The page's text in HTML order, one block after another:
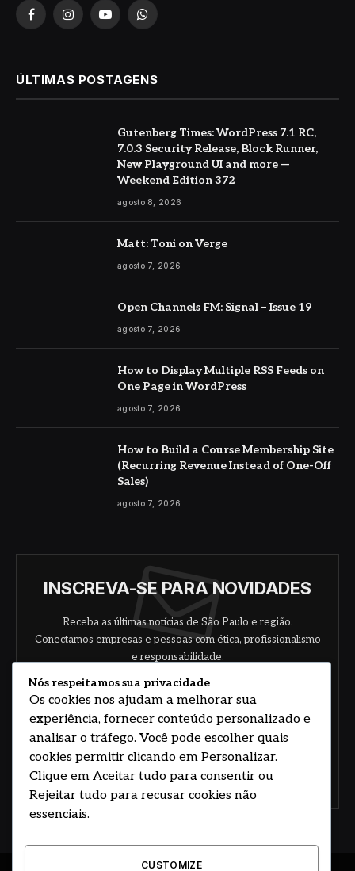
FacebookInstagramYouTubeWhatsApp
ÚLTIMAS POSTAGENS
Gutenberg Times: WordPress 7.1 RC,
7.0.3 Security Release, Block Runner,
New Playground UI and more —
Weekend Edition 372
agosto 8, 2026
Matt: Toni on Verge
agosto 7, 2026
Open Channels FM: Signal – Issue 19
agosto 7, 2026
How to Display Multiple RSS Feeds on
One Page in WordPress
agosto 7, 2026
How to Build a Course Membership Site
(Recurring Revenue Instead of One-Off
Sales)
agosto 7, 2026
INSCREVA-SE PARA NOVIDADES
Receba as últimas notícias de São Paulo e região.
Conectamos empresas e pessoas com ética, profissionalismo
e responsabilidade.
Concorde com nossos termos e acordo de
Nós respeitamos sua privacidade
Os cookies nos ajudam a melhorar sua
experiência, fornecer conteúdo personalizado e
analisar o tráfego. Você pode escolher quais
cookies permitir clicando em Personalizar.
Clique em Aceitar tudo para consentir ou
Rejeitar tudo para recusar cookies não
essenciais.
CUSTOMIZE